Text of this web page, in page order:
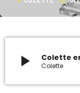
ARCHIVES
janvier 2024
play_arrow Colette
Colette